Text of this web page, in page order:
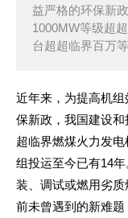
益严格的环保新
1000MW等级超
台超超临界百万
近年来，为提高机
保新政，我国建设
超临界燃煤火力发
组投运至今已有14
装、调试或燃用劣
前未曾遇到的新难